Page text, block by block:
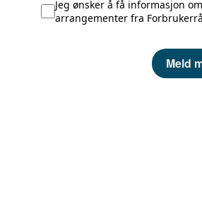
Jeg ønsker å få informasjon
arrangementer fra
Meld